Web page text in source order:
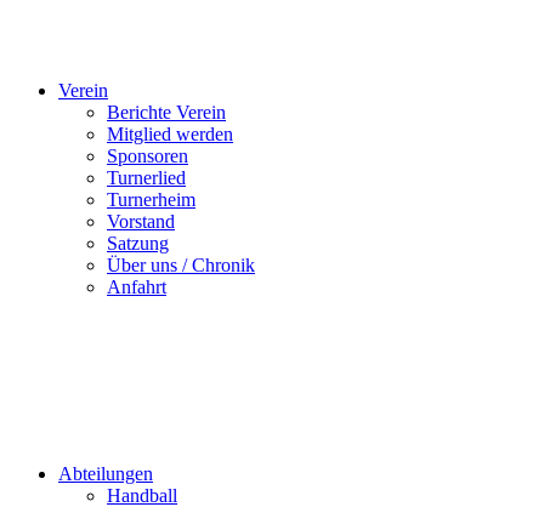
Verein
Berichte Verein
Mitglied werden
Sponsoren
Turnerlied
Turnerheim
Vorstand
Satzung
Über uns / Chronik
Anfahrt
Abteilungen
Handball